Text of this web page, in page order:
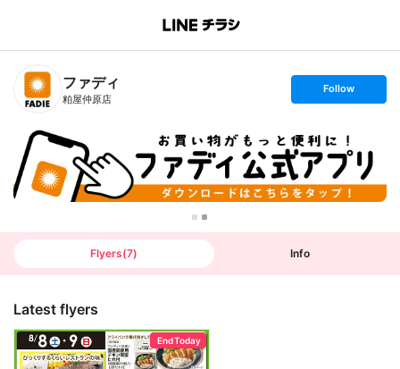
B
n
T
ファディ
粕屋仲原店
s
t
o
Follow
Flyers(7) Info
Latest flyers
End Today